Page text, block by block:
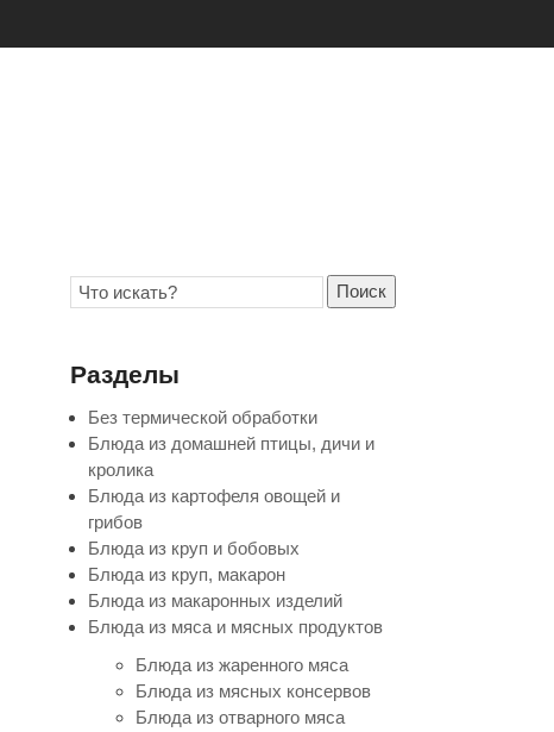
Поиск
Разделы
Без термической обработки
Блюда из домашней птицы, дичи и
кролика
Блюда из картофеля овощей и
грибов
Блюда из круп и бобовых
Блюда из круп, макарон
Блюда из макаронных изделий
Блюда из мяса и мясных продуктов
Блюда из жаренного мяса
Блюда из мясных консервов
Блюда из отварного мяса